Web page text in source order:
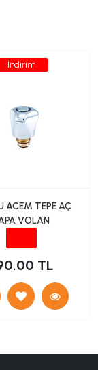
İndirim
ACEM TEPE AÇ
VOLAN
TL